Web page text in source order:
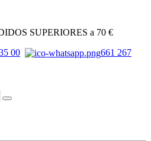
SUPERIORES a 70 €
00
661 267